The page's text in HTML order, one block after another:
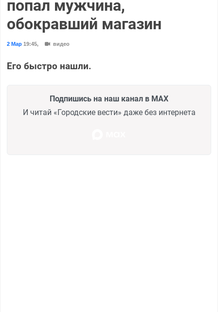
попал мужчина,
обокравший магазин
2 Мар19:45, видео
Его быстро нашли.
Подпишись на наш канал в MAX
И читай «Городские вести» даже без интернета